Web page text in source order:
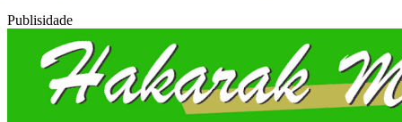
Publisidade